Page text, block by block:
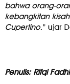
bahwa orang-
kebangkitan
Cupertino.” ujar
Penulis: Rifqi